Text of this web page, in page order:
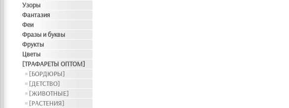
Узоры
Фантазия
Феи
Фразы и буквы
Фрукты
Цветы
[ТРАФАРЕТЫ ОПТОМ]
[БОРДЮРЫ]
[ДЕТСТВО]
[ЖИВОТНЫЕ]
[РАСТЕНИЯ]